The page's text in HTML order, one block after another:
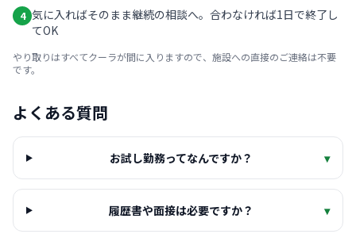
4 気に入ればそのまま継続の相談へ。合わなければ1日で終了し
てOK
やり取りはすべてクーラが間に入りますので、施設への直接のご連絡は不要
です。
よくある質問
お試し勤務ってなんですか？ ▾
履歴書や面接は必要ですか？ ▾